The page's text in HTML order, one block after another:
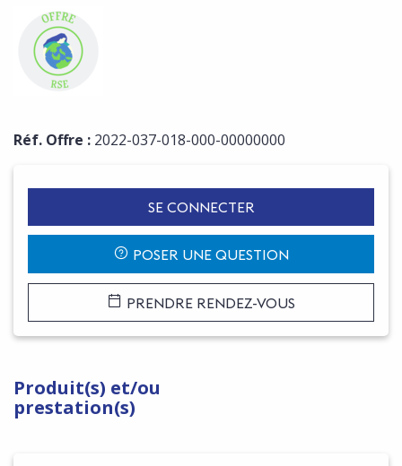
Réf. Offre : 2022-037-018-000-00000000
SE CONNECTER
POSER UNE QUESTION
PRENDRE RENDEZ-VOUS
Produit(s) et/ou
prestation(s)